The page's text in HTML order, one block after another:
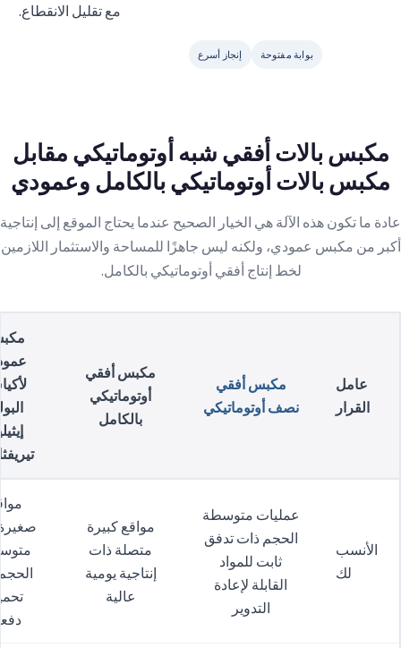
مع تقليل الانقطاع.
بوابة مفتوحة إنجاز أسرع
مكبس بالات أفقي شبه أوتوماتيكي مقابل
مكبس بالات أوتوماتيكي بالكامل وعمودي
عادة ما تكون هذه الآلة هي الخيار الصحيح عندما يحتاج الموقع إلى إنتاجية
أكبر من مكبس عمودي، ولكنه ليس جاهزًا للمساحة والاستثمار اللازمين
لخط إنتاج أفقي أوتوماتيكي بالكامل.
عامل
القرار
مكبس أفقي
نصف أوتوماتيكي
مكبس أفقي
أوتوماتيكي
بالكامل
الأنسب
لك
عمليات متوسطة
الحجم ذات تدفق
ثابت للمواد
القابلة لإعادة
التدوير
مواقع كبيرة
متصلة ذات
إنتاجية يومية
عالية